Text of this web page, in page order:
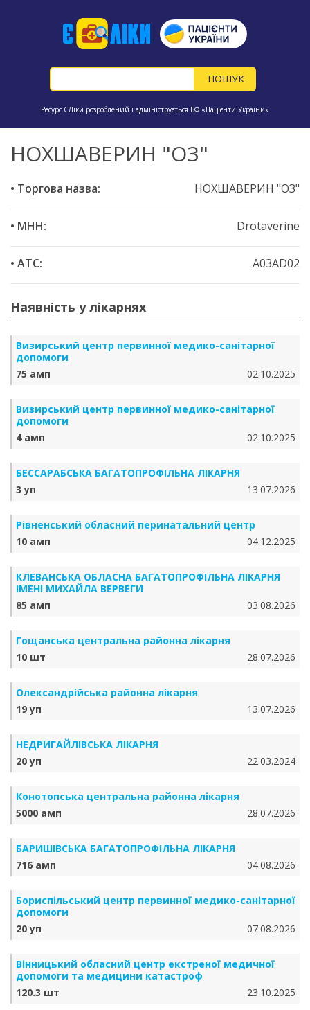
Ресурс ЄЛіки розроблений і адмініструється БФ «Пацієнти України»
НОХШАВЕРИН "ОЗ"
• Торгова назва: НОХШАВЕРИН "ОЗ"
• МНН: Drotaverine
• ATC: A03AD02
Наявність у лікарнях
Визирський центр первинної медико-санітарної
допомоги
75 амп
02.10.2025
Визирський центр первинної медико-санітарної
допомоги
4 амп
02.10.2025
БЕССАРАБСЬКА БАГАТОПРОФІЛЬНА ЛІКАРНЯ
3 уп
13.07.2026
Рівненський обласний перинатальний центр
10 амп
04.12.2025
КЛЕВАНСЬКА ОБЛАСНА БАГАТОПРОФІЛЬНА ЛІКАРНЯ
ІМЕНІ МИХАЙЛА ВЕРВЕГИ
85 амп
03.08.2026
Гощанська центральна районна лікарня
10 шт
28.07.2026
Олександрійська районна лікарня
19 уп
13.07.2026
НЕДРИГАЙЛІВСЬКА ЛІКАРНЯ
20 уп
22.03.2024
Конотопська центральна районна лікарня
5000 амп
28.07.2026
БАРИШІВСЬКА БАГАТОПРОФІЛЬНА ЛІКАРНЯ
716 амп
04.08.2026
Бориспільський центр первинної медико-санітарної
допомоги
20 уп
07.08.2026
Вінницький обласний центр екстреної медичної
допомоги та медицини катастроф
120.3 шт
23.10.2025